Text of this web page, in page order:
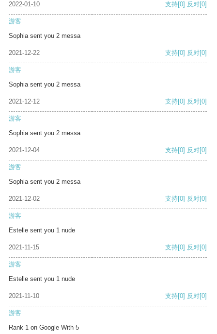
2022-01-10 支持[0] 反对[0]
游客
Sophia sent you 2 messa
2021-12-22 支持[0] 反对[0]
游客
Sophia sent you 2 messa
2021-12-12 支持[0] 反对[0]
游客
Sophia sent you 2 messa
2021-12-04 支持[0] 反对[0]
游客
Sophia sent you 2 messa
2021-12-02 支持[0] 反对[0]
游客
Estelle sent you 1 nude
2021-11-15 支持[0] 反对[0]
游客
Estelle sent you 1 nude
2021-11-10 支持[0] 反对[0]
游客
Rank 1 on Google With 5